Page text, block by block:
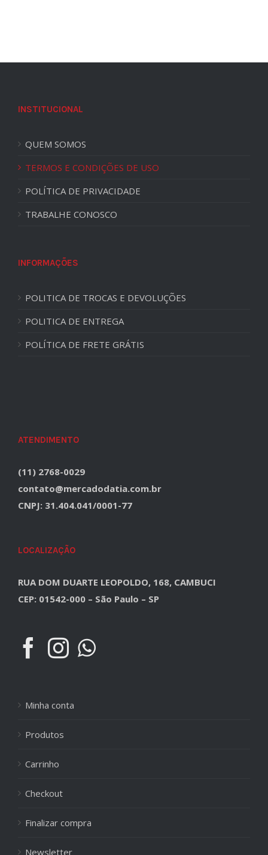
INSTITUCIONAL
QUEM SOMOS
TERMOS E CONDIÇÕES DE USO
POLÍTICA DE PRIVACIDADE
TRABALHE CONOSCO
INFORMAÇÕES
POLITICA DE TROCAS E DEVOLUÇÕES
POLITICA DE ENTREGA
POLÍTICA DE FRETE GRÁTIS
ATENDIMENTO
(11) 2768-0029
contato@mercadodatia.com.br
CNPJ: 31.404.041/0001-77
LOCALIZAÇÃO
RUA DOM DUARTE LEOPOLDO, 168, CAMBUCI
CEP: 01542-000 – São Paulo – SP
Minha conta
Produtos
Carrinho
Checkout
Finalizar compra
Newsletter